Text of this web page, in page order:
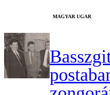
MAGYAR UGAR